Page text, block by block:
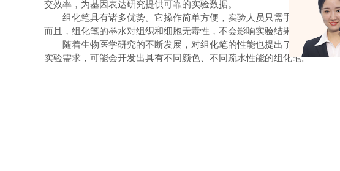
交效率，为基因表达研究提供可靠的实验数据。
组化笔具有诸多优势。它操作简单方便，实验人员只需手持组化笔在
而且，组化笔的墨水对组织和细胞无毒性，不会影响实验结果和细胞的活
随着生物医学研究的不断发展，对组化笔的性能也提出了更高的要求
实验需求，可能会开发出具有不同颜色、不同疏水性能的组化笔。